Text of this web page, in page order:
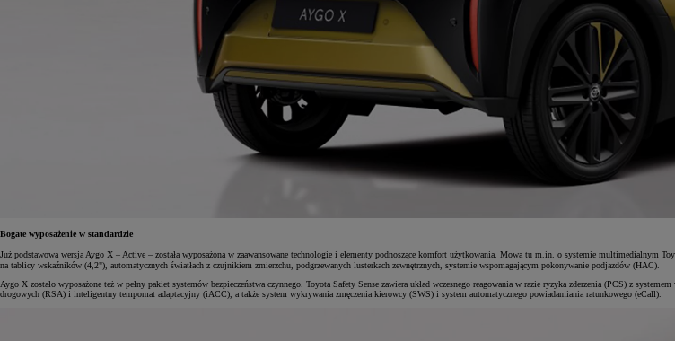
Bogate wyposażenie w standardzie
Już podstawowa wersja Aygo X – Active – została wyposażona w zaawansowane technologie i elementy podnoszące komfort użytkowania. Mowa tu m.in. o systemie multimedialnym
na tablicy wskaźników (4,2"), automatycznych światłach z czujnikiem zmierzchu, podgrzewanych lusterkach zewnętrznych, systemie wspomagającym pokonywanie podjazdów (HAC).
Aygo X zostało wyposażone też w pełny pakiet systemów bezpieczeństwa czynnego. Toyota Safety Sense zawiera układ wczesnego reagowania w razie ryzyka zderzenia (PCS) z
drogowych (RSA) i inteligentny tempomat adaptacyjny (iACC), a także system wykrywania zmęczenia kierowcy (SWS) i system automatycznego powiadamiania ratunkowego (eCall).